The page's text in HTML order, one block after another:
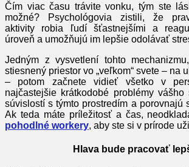
Čím viac času trávite vonku, tým ste
možné? Psychológovia zistili, že
aktivity robia ľudí šťastnejšími a
úroveň a umožňujú im lepšie odolávať
Jedným z vysvetlení tohto
stiesnený priestor vo „veľkom“ svete – na
– potom začnete vidieť všetko v
najčastejšie krátkodobé problémy
súvislostí s týmto prostredím a porovnajú
Ak teda máte príležitosť a čas,
pohodlné workery, aby ste si v prírode
Hlava bude pracovať